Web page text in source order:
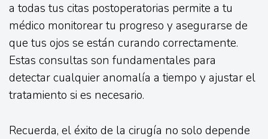
a todas tus citas postoperatorias permite a tu
médico monitorear tu progreso y asegurarse de
que tus ojos se están curando correctamente.
Estas consultas son fundamentales para
detectar cualquier anomalía a tiempo y ajustar el
tratamiento si es necesario.
Recuerda, el éxito de la cirugía no solo depende